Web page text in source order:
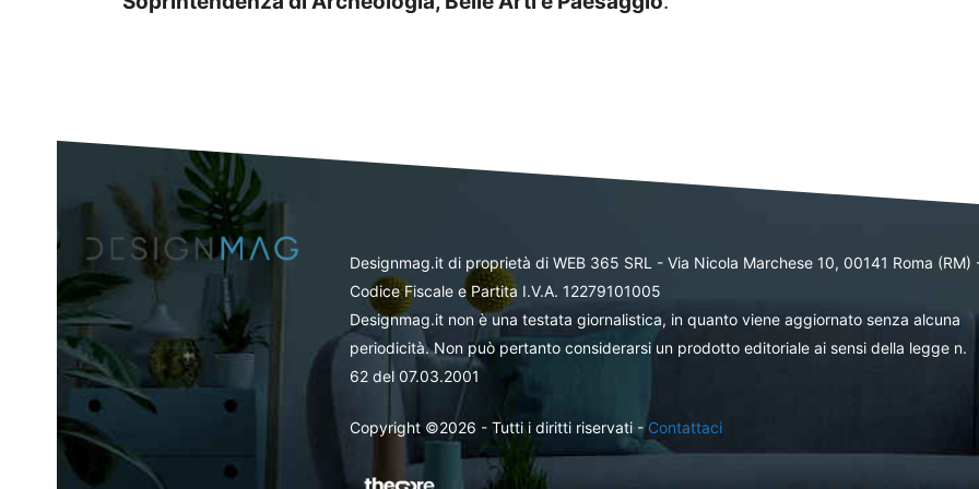
Designmag.it di proprietà di WEB 365 SRL - Via Nicola Marchese 10, 00141 Roma (RM)
Codice Fiscale e Partita I.V.A. 12279101005
Designmag.it non è una testata giornalistica, in quanto viene aggiornato senza alcuna
periodicità. Non può pertanto considerarsi un prodotto editoriale ai sensi della legge n.
62 del 07.03.2001
Copyright ©2026 - Tutti i diritti riservati -Contattaci